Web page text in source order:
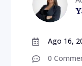
 Ago 16,
 0